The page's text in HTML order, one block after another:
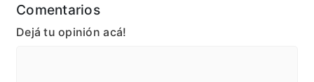
Comentarios
Dejá tu opinión acá!